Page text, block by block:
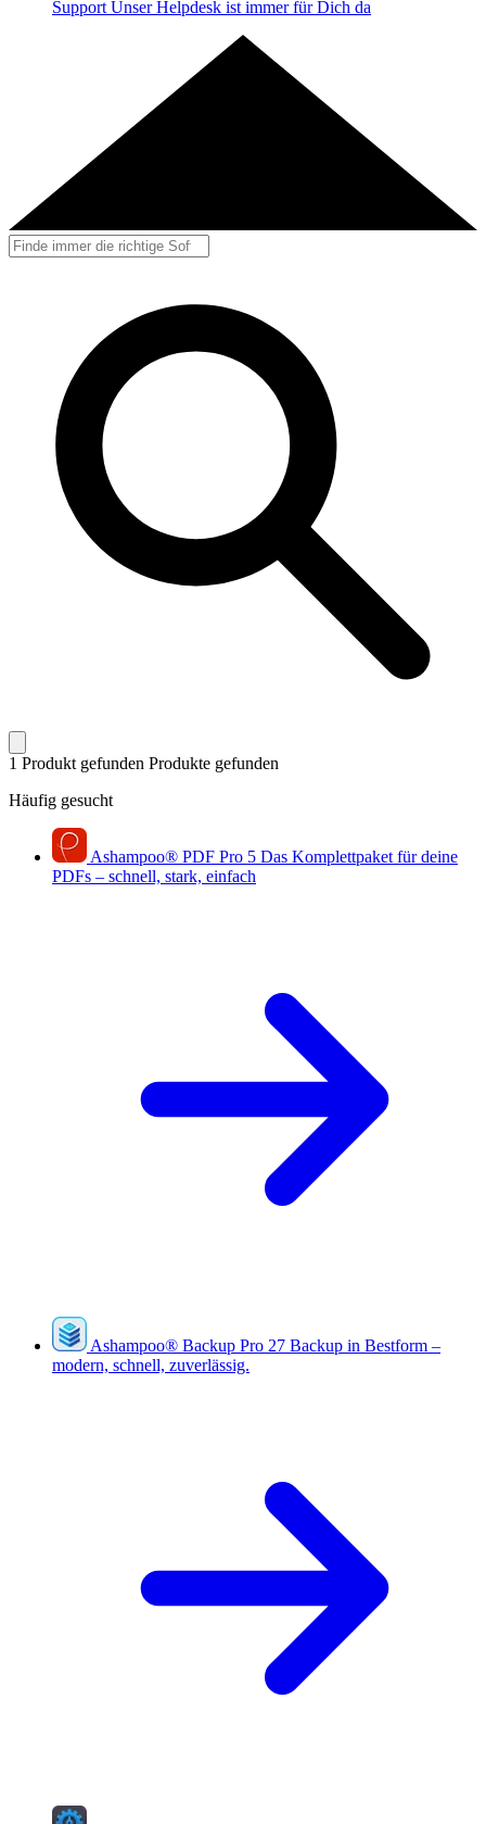
Support Unser Helpdesk ist immer für Dich da
1 Produkt gefunden Produkte gefunden
Häufig gesucht
Ashampoo® PDF Pro 5 Das Komplettpaket für deine
PDFs – schnell, stark, einfach
Ashampoo® Backup Pro 27 Backup in Bestform –
modern, schnell, zuverlässig.